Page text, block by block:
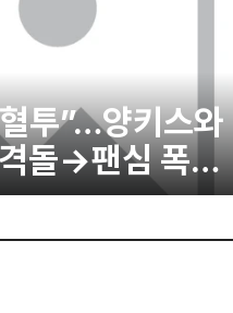
투”…양키스와
돌→팬심 폭발